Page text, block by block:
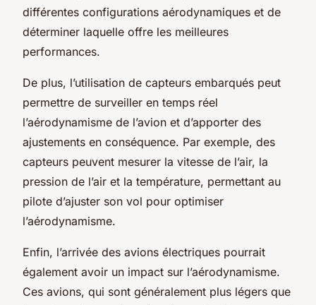
différentes configurations aérodynamiques et de
déterminer laquelle offre les meilleures
performances.
De plus, l’utilisation de capteurs embarqués peut
permettre de surveiller en temps réel
l’aérodynamisme de l’avion et d’apporter des
ajustements en conséquence. Par exemple, des
capteurs peuvent mesurer la vitesse de l’air, la
pression de l’air et la température, permettant au
pilote d’ajuster son vol pour optimiser
l’aérodynamisme.
Enfin, l’arrivée des avions électriques pourrait
également avoir un impact sur l’aérodynamisme.
Ces avions, qui sont généralement plus légers que